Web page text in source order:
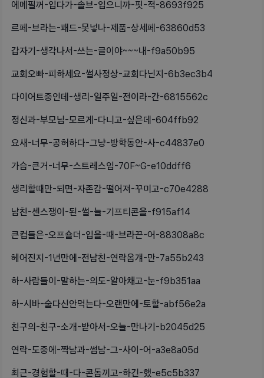
에메필꺼-입다가-솔브-입으니까-핏-적-8693f925
르페-브라는-패드-못넣나-제품-상세페-63860d53
갑자기-생각나서-쓰는-글이야~~~내-f9a50b95
교회오빠-피하세요-썰사정상-교회다닌지-6b3ec3b4
다이어트중인데-생리-일주일-전이라-간-6815562c
정신과-부모님-모르게-다니고-싶은데-604ffb92
요새-너무-공허하다-그냥-방학동안-사-c44837e0
가슴-큰거-너무-스트레스임-70F~G-e10ddff6
생리할때만-되면-자존감-떨어져-꾸미고-c70e4288
남친-센스쟁이-된-썰-늘-기프티콘을-f915af14
큰컵들은-오프숄더-입을-때-브라끈-어-88308a8c
헤어진지-1년만에-전남친-연락옴걔-만-7a55b243
하-사람들이-말하는-의도-알아채고-눈-f9b351aa
하-시바-술다신안먹는다-오랜만에-토할-abf56e2a
친구의-친구-소개-받아서-오늘-만나기-b2045d25
연락-도중에-짝남과-썸남-그-사이-어-a3e8a05d
최근-경험할-때-다-콘돔끼고-하긴-했-e5c5b337